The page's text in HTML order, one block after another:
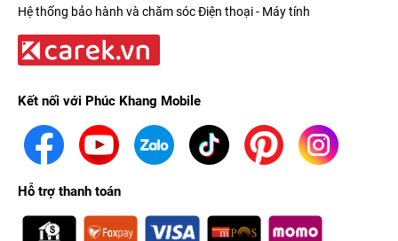
tech, khi đã trang bị cho đồng hồ thông minh cảm biến nhịp
tim thế hệ mới - chính xác hơn, giúp phát hiện sớm các bất
thường về nhịp tim.
Ngoài ra, smartwatch còn sở hữu:
♦ Cảm biến SpO2 theo dõi nồng độ oxy trong máu.
♦ Theo dõi giấc ngủ chi tiết với chỉ số Sleep Score và cảnh báo
Hệ thống bảo hành và chăm sóc Điện thoại - Máy tính
Kết nối với Phúc Khang Mobile
Hỗ trợ thanh toán